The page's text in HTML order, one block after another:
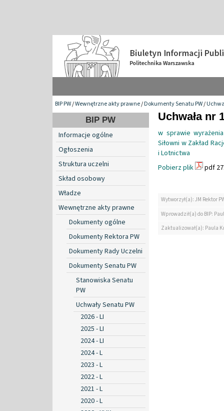
BIP PW/Wewnętrzne akty prawne/Dokumenty Senatu PW/
BIP PW
Informacje ogólne
Ogłoszenia
Struktura uczelni
Skład osobowy
Władze
Wewnętrzne akty prawne
Dokumenty ogólne
Dokumenty Rektora PW
Dokumenty Rady Uczelni
Dokumenty Senatu PW
Stanowiska Senatu
PW
Uchwały Senatu PW
2026 - LI
2025 - LI
2024 - LI
2024 - L
2023 - L
2022 - L
2021 - L
2020 - L
Uchwała nr
w sprawie
Siłowni w Zakład
i Lotnictwa
Pobierz plik
pdf
Wytworzył(a): JM Rektor
Wprowadził(a) do BIP:
Zaktualizował(a): Paula